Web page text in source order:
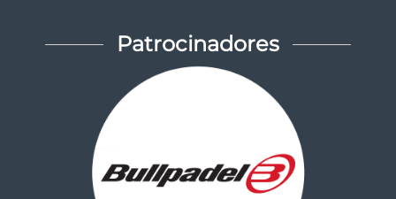
Patrocinadores